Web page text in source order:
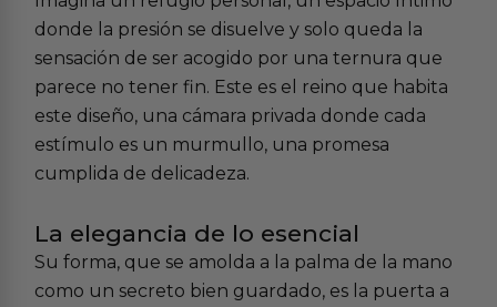
donde la presión se disuelve y solo queda la
sensación de ser acogido por una ternura que
parece no tener fin. Este es el reino que habita
este diseño, una cámara privada donde cada
estímulo es un murmullo, una promesa
cumplida de delicadeza.
La elegancia de lo esencial
Su forma, que se amolda a la palma de la mano
como un secreto bien guardado, es la puerta a